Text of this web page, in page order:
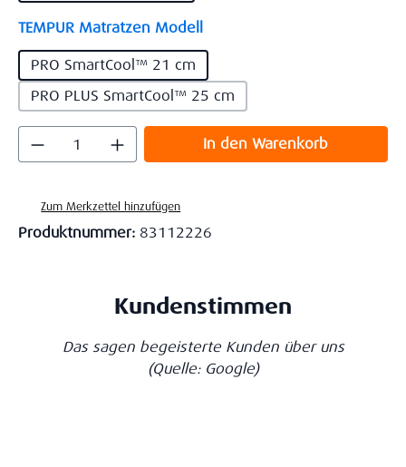
TEMPUR Matratzen Modell auswählen
PRO SmartCool™ 21 cm
PRO PLUS SmartCool™ 25 cm
Produkt Anzahl: Gib den gewünschten
In den Warenkorb
Zum Merkzettel hinzufügen
Produktnummer: 83112226
Kundenstimmen
Das sagen begeisterte Kunden über uns
(Quelle: Google)